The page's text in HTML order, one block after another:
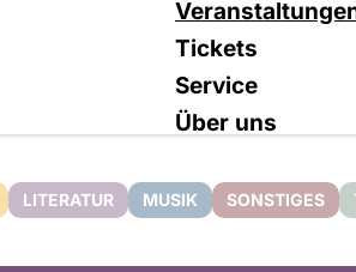
Tickets
Service
Über uns
LITERATUR MUSIK SONSTIGES